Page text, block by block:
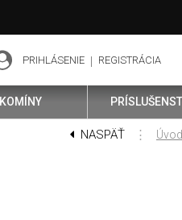
KOMÍNY
PRIHLÁSENIE REGISTRÁCIA
NASPÄŤ ⋮ Úvod